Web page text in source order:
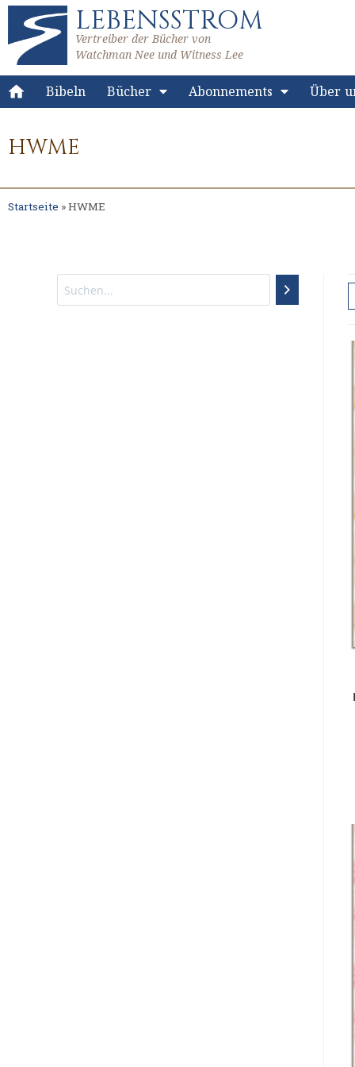
LEBENSSTROM
Vertreiber der Bücher von
Watchman Nee und Witness Lee
Bibeln Bücher Abonnements Über
HWME
Startseite »HWME